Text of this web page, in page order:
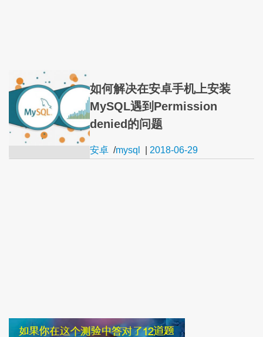
如何解决在安卓手机上安装
MySQL遇到Permission
denied的问题
安卓 /mysql 2018-06-29